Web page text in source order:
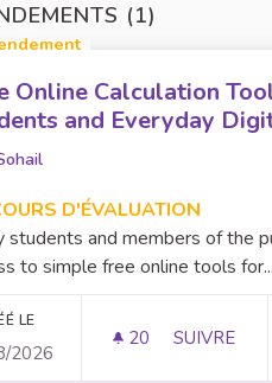
(1)
Online Calculation
and Everyday
D'ÉVALUATION
students and members of the
to simple free online tools for...
LE
2026
20 20 ABONNÉS
SUIVRE